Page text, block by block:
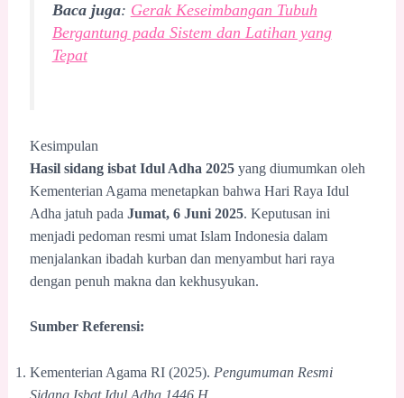
Baca juga: Gerak Keseimbangan Tubuh
Bergantung pada Sistem dan Latihan yang
Tepat
Kesimpulan
Hasil sidang isbat Idul Adha 2025yang diumumkan oleh
Kementerian Agama menetapkan bahwa Hari Raya Idul
Adha jatuh pada Jumat, 6 Juni 2025. Keputusan ini
menjadi pedoman resmi umat Islam Indonesia dalam
menjalankan ibadah kurban dan menyambut hari raya
dengan penuh makna dan kekhusyukan.
Sumber Referensi:
Kementerian Agama RI (2025). Pengumuman Resmi
Sidang Isbat Idul Adha 1446 H.